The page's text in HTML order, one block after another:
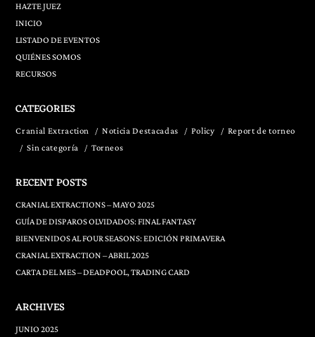
HAZTE JUEZ
INICIO
LISTADO DE EVENTOS
QUIÉNES SOMOS
RECURSOS
CATEGORIES
Cranial Extraction Noticia Destacadas Policy
Report de torneo
Sin categoría
Torneos
RECENT POSTS
CRANIAL EXTRACTIONS – MAYO 2025
GUÍA DE DISPAROS OLVIDADOS: FINAL FANTASY
BIENVENIDOS AL FOUR SEASONS: EDICIÓN PRIMAVERA
CRANIAL EXTRACTION – ABRIL 2025
CARTA DEL MES – DEADPOOL, TRADING CARD
ARCHIVES
JUNIO 2025